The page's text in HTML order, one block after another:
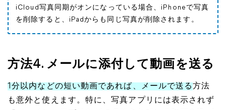
iCloud写真同期がオンになっている場合、iPhoneで写真
を削除すると、iPadからも同じ写真が削除されます。
方法4. メールに添付して動画を送る
1分以内などの短い動画であれば、メールで送る方法
も意外と使えます。特に、写真アプリには表示されず